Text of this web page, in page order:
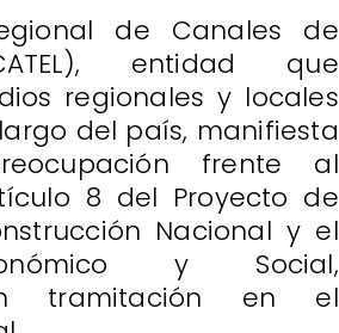
de Canales de
entidad que
regionales y locales
del país, manifiesta
frente al
8 del Proyecto de
Nacional y el
y Social,
tramitación en el